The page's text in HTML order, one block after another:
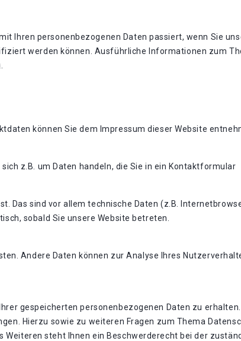
Ihren personenbezogenen Daten passiert, wenn Sie
werden können. Ausführliche Informationen zum
können Sie dem Impressum dieser Website
z.B. um Daten handeln, die Sie in ein Kontaktformular
Das sind vor allem technische Daten (z.B.
sobald Sie unsere Website betreten.
Andere Daten können zur Analyse Ihres
gespeicherten personenbezogenen Daten zu erhalten.
Hierzu sowie zu weiteren Fragen zum Thema
steht Ihnen ein Beschwerderecht bei der